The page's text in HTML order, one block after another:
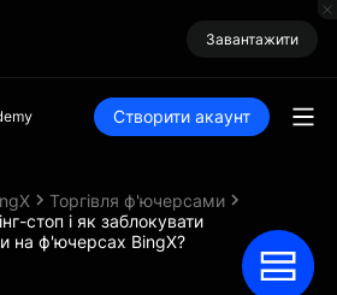
Завантажити
Створити акаунт
Торгівля ф'ючерсами
стоп і як заблокувати
на ф'ючерсах BingX?